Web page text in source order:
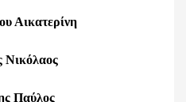
Αικατερίνη
Νικόλαος
Παύλος